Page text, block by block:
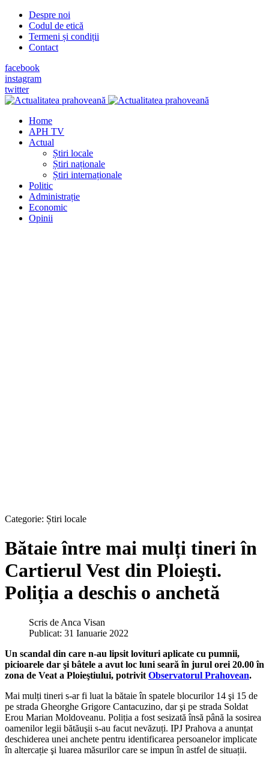
Despre noi
Codul de etică
Termeni și condiții
Contact
facebook
instagram
twitter
Home
APH TV
Actual
Știri locale
Știri naționale
Știri internaționale
Politic
Administrație
Economic
Opinii
Categorie: Știri locale
Bătaie între mai mulți tineri în
Cartierul Vest din Ploieşti.
Poliția a deschis o anchetă
Scris de Anca Visan
Publicat: 31 Ianuarie 2022
Un scandal din care n-au lipsit lovituri aplicate cu pumnii,
picioarele dar şi bâtele a avut loc luni seară în jurul orei 20.00 în
zona de Veat a Ploieştiului, potrivit Observatorul Prahovean.
Mai mulți tineri s-ar fi luat la bătaie în spatele blocurilor 14 şi 15 de
pe strada Gheorghe Grigore Cantacuzino, dar şi pe strada Soldat
Erou Marian Moldoveanu. Poliția a fost sesizată însă până la sosirea
oamenilor legii bătăuşii s-au facut nevăzuți. IPJ Prahova a anunțat
deschiderea unei anchete pentru identificarea persoanelor implicate
în altercație şi luarea măsurilor care se impun în astfel de situații.